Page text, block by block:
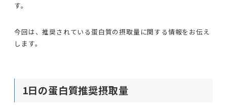
す。
今回は、推奨されている蛋白質の摂取量に関する情報をお伝え
します。
1日の蛋白質推奨摂取量